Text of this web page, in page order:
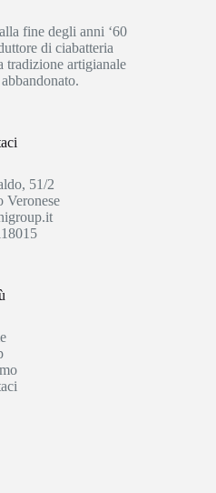
fine degli anni ‘60
di ciabatteria
tradizione artigianale
51/2
Veronese